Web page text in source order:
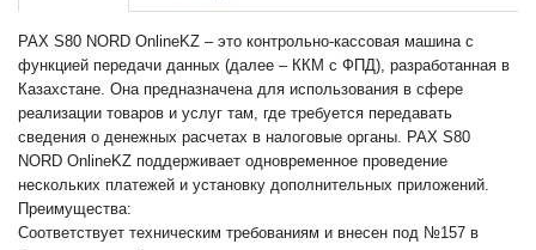
PAX S80 NORD OnlineKZ – это контрольно-кассо­вая машина с
функцией передачи данных (далее – ККМ с ФПД), разработанная в
Казахстане. Она пред­назначена для использования в сфере
реализации то­варов и услуг там, где требуется передавать
сведения о де­нежных расчетах в налоговые органы. PAX S80
NORD OnlineKZ поддерживает одновремен­ное проведение
нескольких платежей и установку дополни­тельных приложений.
Преимущества:
Соответствует техническим требованиям и вне­сен под №157 в